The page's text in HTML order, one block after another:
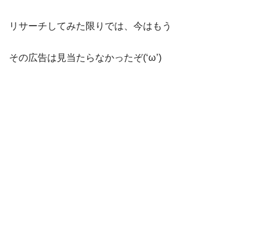
リサーチしてみた限りでは、今はもう
その広告は見当たらなかったぞ(‘ω’)